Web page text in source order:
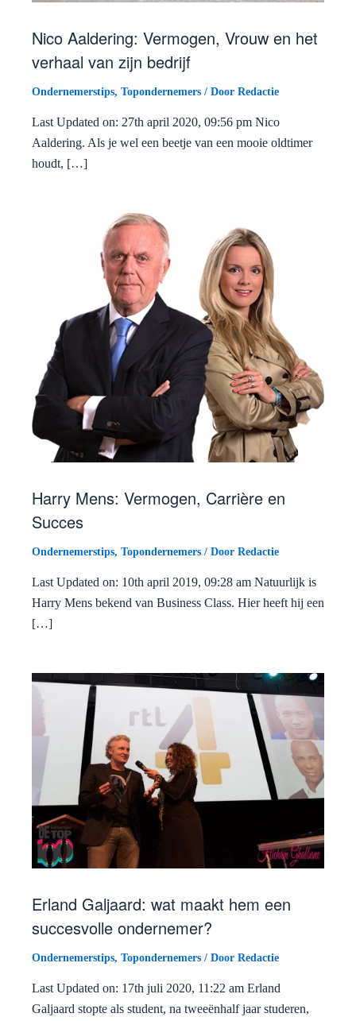
Nico Aaldering: Vermogen, Vrouw en het
verhaal van zijn bedrijf
Ondernemerstips, Topondernemers / Door Redactie
Last Updated on: 27th april 2020, 09:56 pm Nico
Aaldering. Als je wel een beetje van een mooie oldtimer
houdt, […]
Harry Mens: Vermogen, Carrière en
Succes
Ondernemerstips, Topondernemers / Door Redactie
Last Updated on: 10th april 2019, 09:28 am Natuurlijk is
Harry Mens bekend van Business Class. Hier heeft hij een
[…]
Erland Galjaard: wat maakt hem een
succesvolle ondernemer?
Ondernemerstips, Topondernemers / Door Redactie
Last Updated on: 17th juli 2020, 11:22 am Erland
Galjaard stopte als student, na tweeënhalf jaar studeren,